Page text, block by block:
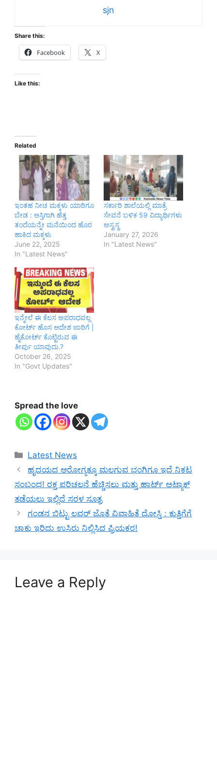
sjn
Share this:
Facebook X
Like this:
Related
ಇಂತಹ ನೀಚ ಮಕ್ಕಳು ಯಾರಿಗೂ
ಬೇಡ : ಆಸ್ತಿಗಾಗಿ ಹೆತ್ತ
ತಂದೆಯನ್ನೇ ಮನೆಯಿಂದ ಹೊರ
ಹಾಕಿದ ಮಕ್ಕಳು
June 22, 2025
In "Latest News"
ಸರ್ಕಾರಿ ಶಾಲೆಯಲ್ಲಿ ಮಾತ್ರೆ
ಸೇವನೆ ಬಳಿಕ 59 ವಿದ್ಯಾರ್ಥಿಗಳು
ಅಸ್ವಸ್ಥ
January 27, 2026
In "Latest News"
ಇನ್ಮೇಲೆ ಈ ಕೆಲಸ ಅಪರಾಧವಲ್ಲ
ಕೋರ್ಟ್ ಹೊಸ ಆದೇಶ ಜಾರಿಗೆ |
ಹೈಕೋರ್ಟ್ ಕೊಟ್ಟಿರುವ ಈ
ತೀರ್ಪು ಯಾವುದು.?
October 26, 2025
In "Govt Updates"
Spread the love
Categories
Latest News
ಹೃದಯದ ಆರೋಗ್ಯಕ್ಕೂ ಮಲಗುವ ಭಂಗಿಗೂ ಇದೆ ನಿಕಟ
ಸಂಬಂಧ! ರಕ್ತ ಪರಿಚಲನೆ ಹೆಚ್ಚಿಸಲು ಮತ್ತು ಹಾರ್ಟ್ ಅಟ್ಯಾಕ್
ತಡೆಯಲು ಇಲ್ಲಿದೆ ಸರಳ ಸೂತ್ರ
ಗಂಡನ ಬಿಟ್ಟು ಲವರ್ ಜೊತೆ ವಿವಾಹಿತೆ ದೋಸ್ತಿ : ಕುತ್ತಿಗೆಗೆ
ಚಾಕು ಇರಿದು‌ ಉಸಿರು ನಿಲ್ಲಿಸಿದ ಪ್ರಿಯಕರ!
Leave a Reply